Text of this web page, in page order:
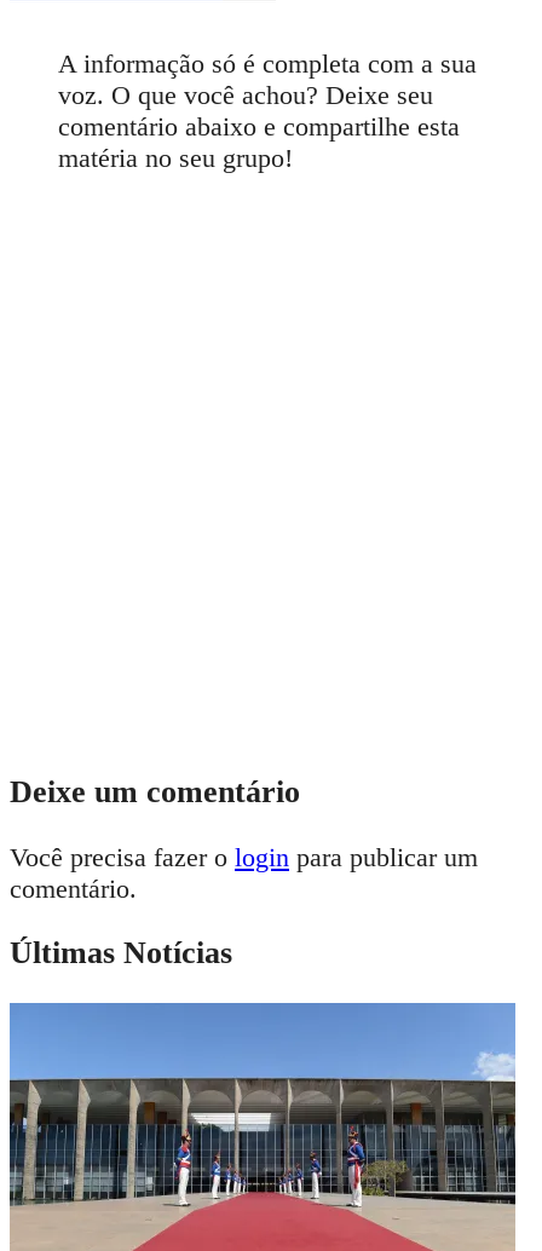
A informação só é completa com a sua
voz. O que você achou? Deixe seu
comentário abaixo e compartilhe esta
matéria no seu grupo!
Deixe um comentário
Você precisa fazer o login para publicar um
comentário.
Últimas Notícias